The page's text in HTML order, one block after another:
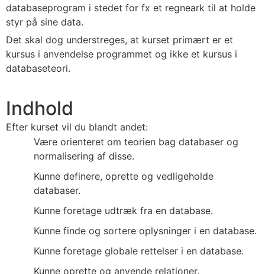
databaseprogram i stedet for fx et regneark til at holde
styr på sine data.
Det skal dog understreges, at kurset primært er et
kursus i anvendelse programmet og ikke et kursus i
databaseteori.
Indhold
Efter kurset vil du blandt andet:
Være orienteret om teorien bag databaser og
normalisering af disse.
Kunne definere, oprette og vedligeholde
databaser.
Kunne foretage udtræk fra en database.
Kunne finde og sortere oplysninger i en database.
Kunne foretage globale rettelser i en database.
Kunne oprette og anvende relationer.